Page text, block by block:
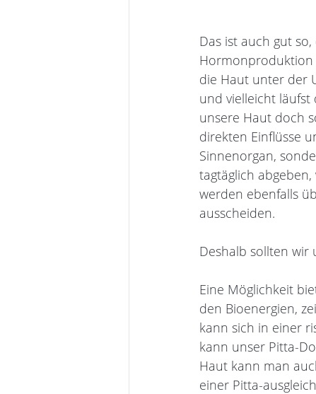
Das ist auch gut
Hormonproduktion
die Haut unter der
und vielleicht
unsere Haut doch
direkten Einflüsse
Sinnenorgan,
tagtäglich
werden ebenfalls
ausscheiden.
Deshalb sollten wir
Eine Möglichkeit
den Bioenergien,
kann sich in einer
kann unser Pitta-
Haut kann man
einer Pitta-